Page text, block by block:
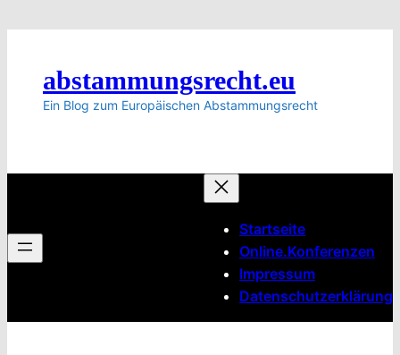
abstammungsrecht.eu
Ein Blog zum Europäischen Abstammungsrecht
Startseite
Online.Konferenzen
Impressum
Datenschutzerklärung